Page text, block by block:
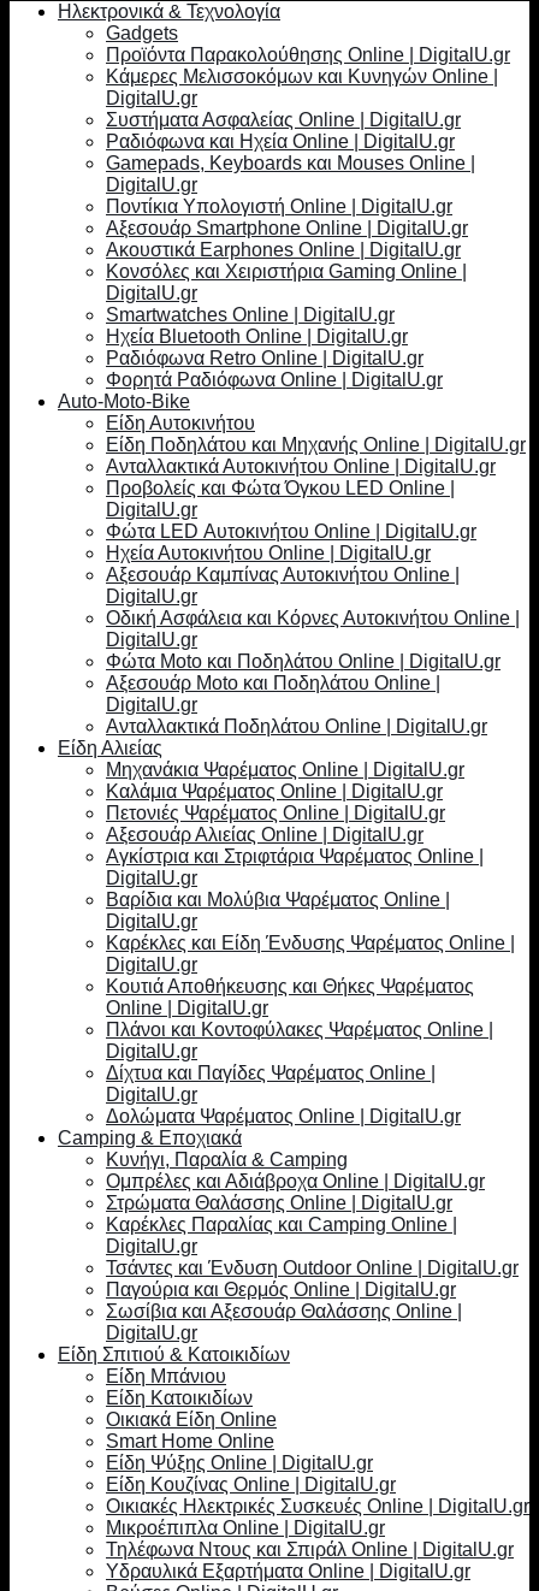
Ηλεκτρονικά & Τεχνολογία
Gadgets
Προϊόντα Παρακολούθησης Online | DigitalU.gr
Κάμερες Μελισσοκόμων και Κυνηγών Online |
DigitalU.gr
Συστήματα Ασφαλείας Online | DigitalU.gr
Ραδιόφωνα και Ηχεία Online | DigitalU.gr
Gamepads, Keyboards και Mouses Online |
DigitalU.gr
Ποντίκια Υπολογιστή Online | DigitalU.gr
Αξεσουάρ Smartphone Online | DigitalU.gr
Ακουστικά Earphones Online | DigitalU.gr
Κονσόλες και Χειριστήρια Gaming Online |
DigitalU.gr
Smartwatches Online | DigitalU.gr
Ηχεία Bluetooth Online | DigitalU.gr
Ραδιόφωνα Retro Online | DigitalU.gr
Φορητά Ραδιόφωνα Online | DigitalU.gr
Auto-Moto-Bike
Είδη Αυτοκινήτου
Είδη Ποδηλάτου και Μηχανής Online | DigitalU.gr
Ανταλλακτικά Αυτοκινήτου Online | DigitalU.gr
Προβολείς και Φώτα Όγκου LED Online |
DigitalU.gr
Φώτα LED Αυτοκινήτου Online | DigitalU.gr
Ηχεία Αυτοκινήτου Online | DigitalU.gr
Αξεσουάρ Καμπίνας Αυτοκινήτου Online |
DigitalU.gr
Οδική Ασφάλεια και Κόρνες Αυτοκινήτου Online |
DigitalU.gr
Φώτα Moto και Ποδηλάτου Online | DigitalU.gr
Αξεσουάρ Moto και Ποδηλάτου Online |
DigitalU.gr
Ανταλλακτικά Ποδηλάτου Online | DigitalU.gr
Είδη Αλιείας
Μηχανάκια Ψαρέματος Online | DigitalU.gr
Καλάμια Ψαρέματος Online | DigitalU.gr
Πετονιές Ψαρέματος Online | DigitalU.gr
Αξεσουάρ Αλιείας Online | DigitalU.gr
Αγκίστρια και Στριφτάρια Ψαρέματος Online |
DigitalU.gr
Βαρίδια και Μολύβια Ψαρέματος Online |
DigitalU.gr
Καρέκλες και Είδη Ένδυσης Ψαρέματος Online |
DigitalU.gr
Κουτιά Αποθήκευσης και Θήκες Ψαρέματος
Online | DigitalU.gr
Πλάνοι και Κοντοφύλακες Ψαρέματος Online |
DigitalU.gr
Δίχτυα και Παγίδες Ψαρέματος Online |
DigitalU.gr
Δολώματα Ψαρέματος Online | DigitalU.gr
Camping & Εποχιακά
Κυνήγι, Παραλία & Camping
Ομπρέλες και Αδιάβροχα Online | DigitalU.gr
Στρώματα Θαλάσσης Online | DigitalU.gr
Καρέκλες Παραλίας και Camping Online |
DigitalU.gr
Τσάντες και Ένδυση Outdoor Online | DigitalU.gr
Παγούρια και Θερμός Online | DigitalU.gr
Σωσίβια και Αξεσουάρ Θαλάσσης Online |
DigitalU.gr
Είδη Σπιτιού & Κατοικιδίων
Είδη Μπάνιου
Είδη Κατοικιδίων
Οικιακά Είδη Online
Smart Home Online
Είδη Ψύξης Online | DigitalU.gr
Είδη Κουζίνας Online | DigitalU.gr
Οικιακές Ηλεκτρικές Συσκευές Online | DigitalU.gr
Μικροέπιπλα Online | DigitalU.gr
Τηλέφωνα Ντους και Σπιράλ Online | DigitalU.gr
Υδραυλικά Εξαρτήματα Online | DigitalU.gr